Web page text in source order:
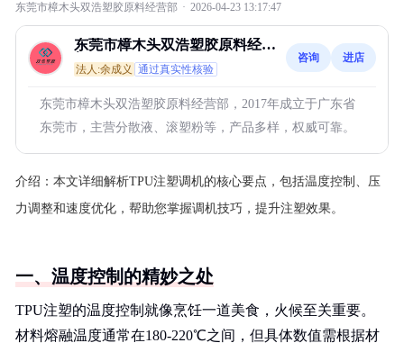
东莞市樟木头双浩塑胶原料经营部 · 2026-04-23 13:17:47
东莞市樟木头双浩塑胶原料经营
部
法人:余成义 通过真实性核验
咨询 进店
东莞市樟木头双浩塑胶原料经营部，2017年成立于广东省
东莞市，主营分散液、滚塑粉等，产品多样，权威可靠。
介绍： 本文详细解析TPU注塑调机的核心要点，包括温度控制、压
力调整和速度优化，帮助您掌握调机技巧，提升注塑效果。
一、温度控制的精妙之处
TPU注塑的温度控制就像烹饪一道美食，火候至关重要。
材料熔融温度通常在180-220℃之间，但具体数值需根据材